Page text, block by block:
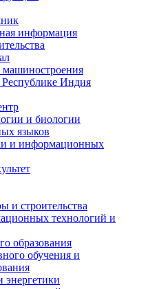
информация
машиностроения
Республике Индия
и биологии
языков
и информационных
и строительства
технологий и
образования
обучения и
энергетики